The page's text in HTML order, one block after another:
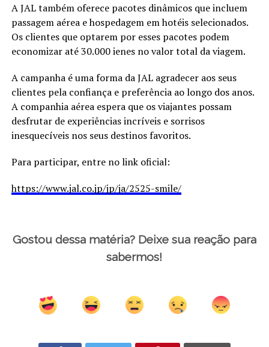
A JAL também oferece pacotes dinâmicos que incluem
passagem aérea e hospedagem em hotéis selecionados.
Os clientes que optarem por esses pacotes podem
economizar até 30.000 ienes no valor total da viagem.
A campanha é uma forma da JAL agradecer aos seus
clientes pela confiança e preferência ao longo dos anos.
A companhia aérea espera que os viajantes possam
desfrutar de experiências incríveis e sorrisos
inesquecíveis nos seus destinos favoritos.
Para participar, entre no link oficial:
https://www.jal.co.jp/jp/ja/2525-smile/
Gostou dessa matéria? Deixe sua reação para
sabermos!